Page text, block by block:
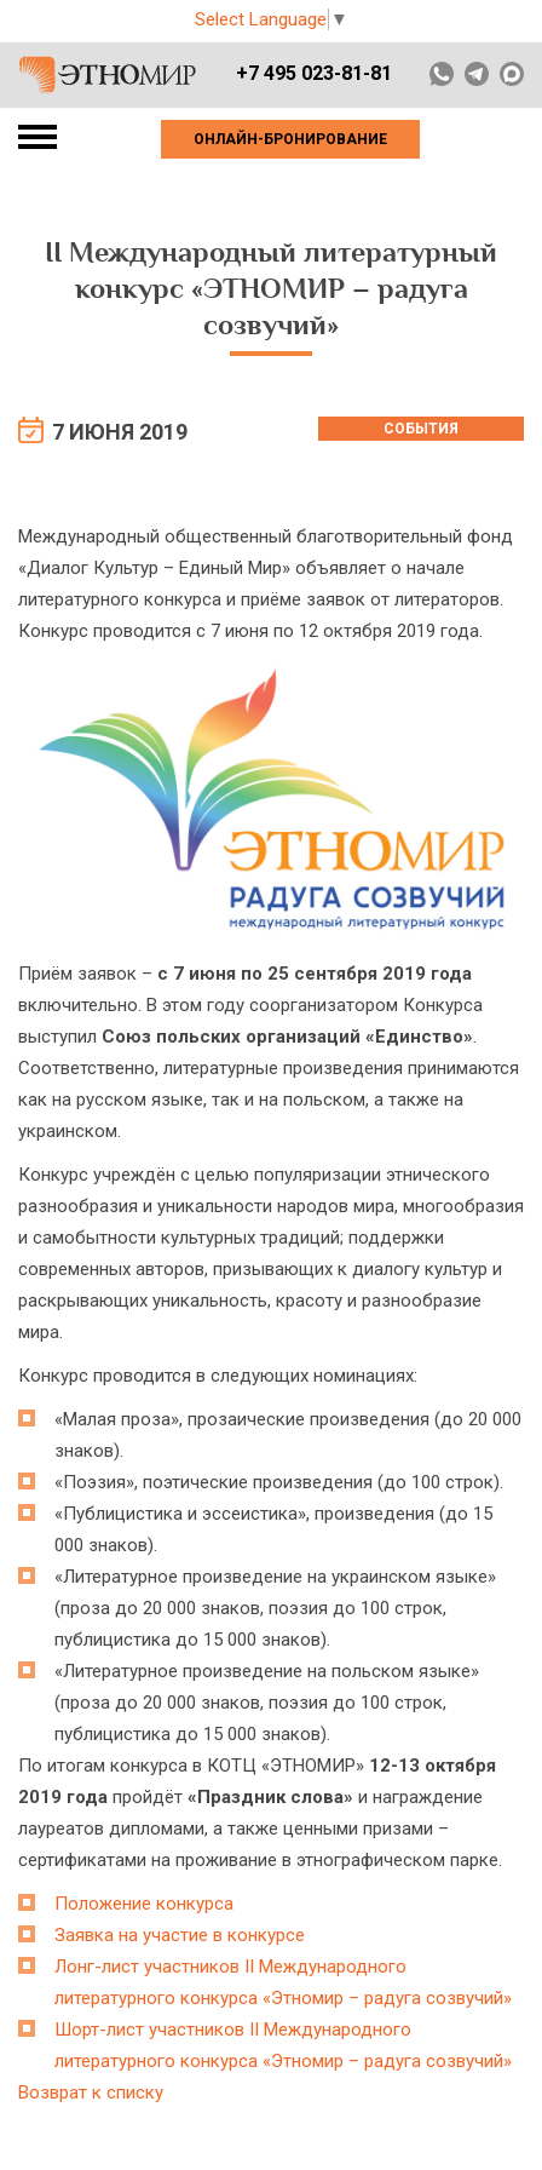
Select Language ▼
+7 495 023-81-81
ОНЛАЙН-БРОНИРОВАНИЕ
II Международный литературный
конкурс «ЭТНОМИР – радуга
созвучий»
7 ИЮНЯ 2019 СОБЫТИЯ
Международный общественный благотворительный фонд
«Диалог Культур – Единый Мир» объявляет о начале
литературного конкурса и приёме заявок от литераторов.
Конкурс проводится с 7 июня по 12 октября 2019 года.
Приём заявок – с 7 июня по 25 сентября 2019 года
включительно. В этом году соорганизатором Конкурса
выступил Союз польских организаций «Единство».
Соответственно, литературные произведения принимаются
как на русском языке, так и на польском, а также на
украинском.
Конкурс учреждён с целью популяризации этнического
разнообразия и уникальности народов мира, многообразия
и самобытности культурных традиций; поддержки
современных авторов, призывающих к диалогу культур и
раскрывающих уникальность, красоту и разнообразие
мира.
Конкурс проводится в следующих номинациях:
«Малая проза», прозаические произведения (до 20 000
знаков).
«Поэзия», поэтические произведения (до 100 строк).
«Публицистика и эссеистика», произведения (до 15
000 знаков).
«Литературное произведение на украинском языке»
(проза до 20 000 знаков, поэзия до 100 строк,
публицистика до 15 000 знаков).
«Литературное произведение на польском языке»
(проза до 20 000 знаков, поэзия до 100 строк,
публицистика до 15 000 знаков).
По итогам конкурса в КОТЦ «ЭТНОМИР» 12-13 октября
2019 года пройдёт «Праздник слова» и награждение
лауреатов дипломами, а также ценными призами –
сертификатами на проживание в этнографическом парке.
Положение конкурса
Заявка на участие в конкурсе
Лонг-лист участников II Международного
литературного конкурса «Этномир – радуга созвучий»
Шорт-лист участников II Международного
литературного конкурса «Этномир – радуга созвучий»
Возврат к списку